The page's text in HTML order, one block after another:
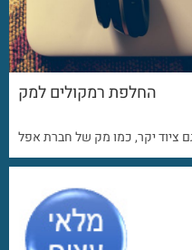
החלפת רמקולים למק